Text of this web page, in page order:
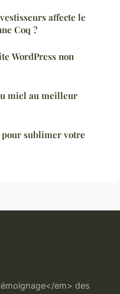
affecte le
Coq ?
WordPress non
miel au meilleur
sublimer votre
em> des